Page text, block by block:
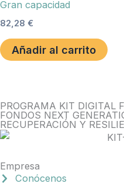
Gran capacidad
82,28 €
Añadir al carrito
PROGRAMA KIT DIGITAL
FONDOS NEXT
RECUPERACIÓN Y
Empresa
Conócenos